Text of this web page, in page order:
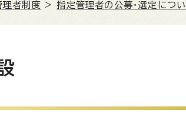
理者制度 >指定管理者の公募・選定につ